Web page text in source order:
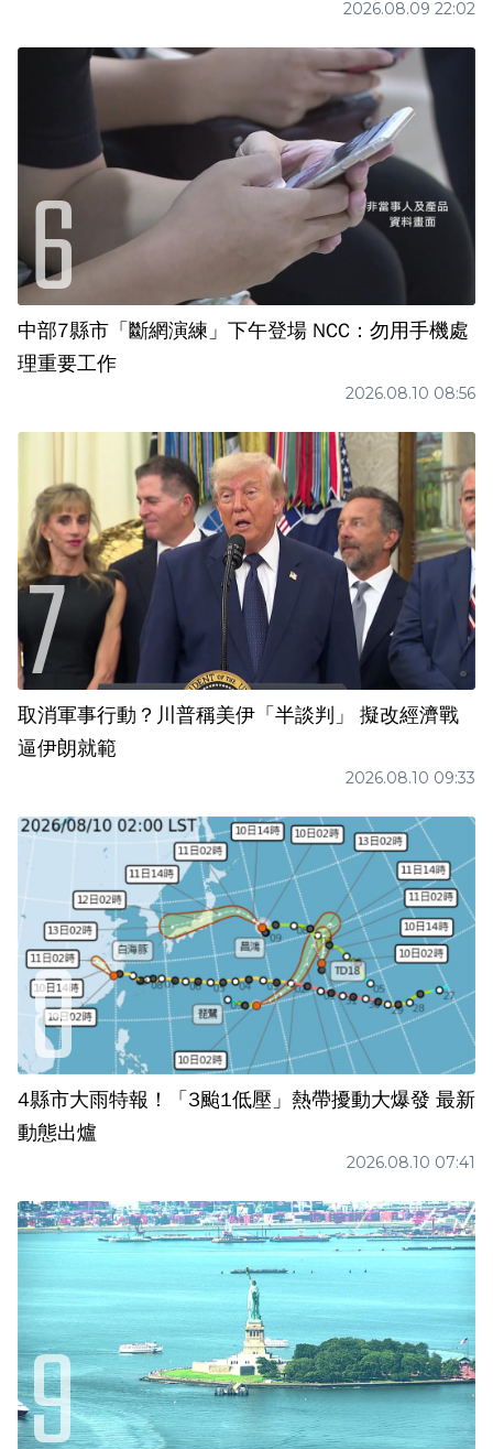
2026.08.09 22:02
中部7縣市「斷網演練」下午登場 NCC：勿用手機處
理重要工作
2026.08.10 08:56
取消軍事行動？川普稱美伊「半談判」 擬改經濟戰
逼伊朗就範
2026.08.10 09:33
4縣市大雨特報！「3颱1低壓」熱帶擾動大爆發 最新
動態出爐
2026.08.10 07:41